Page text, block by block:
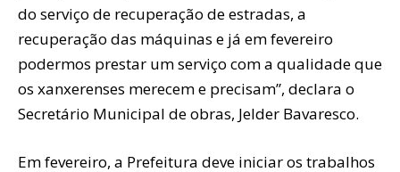
do serviço de recuperação de estradas, a
recuperação das máquinas e já em fevereiro
podermos prestar um serviço com a qualidade que
os xanxerenses merecem e precisam”, declara o
Secretário Municipal de obras, Jelder Bavaresco.
Em fevereiro, a Prefeitura deve iniciar os trabalhos